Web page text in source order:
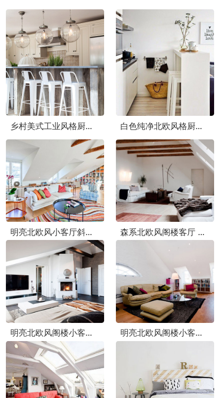
乡村美式工业风格厨房吧台图片 白色纯净北欧风格厨房吧台设计
明亮北欧风小客厅斜顶效果图 森系北欧风阁楼客厅 原木吊顶效果图
明亮北欧风阁楼小客厅背景墙设计 明亮北欧风阁楼小客厅设计图